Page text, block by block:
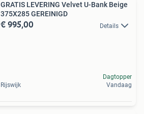
GRATIS LEVERING Velvet U-Bank Beige
375X285 GEREINIGD
€ 995,00 Details
Rijswijk
Dagtopper
Vandaag